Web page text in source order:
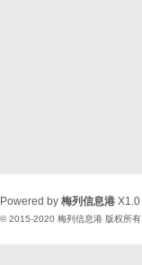
Powered by 梅列信息港 X1.0
© 2015-2020 梅列信息港 版权所有